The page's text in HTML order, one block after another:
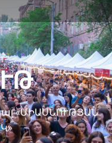
«ՄԻԱՍՆՈՒԹՅԱՆ